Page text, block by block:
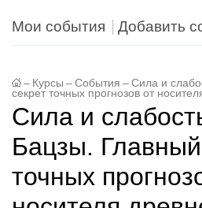
Мои события Добавить
– Курсы – События – Сила и
секрет точных прогнозов от
Сила и
Бацзы. Главный
точных